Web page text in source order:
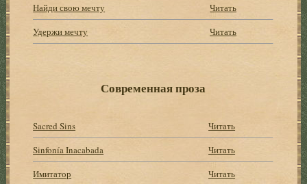
Найди свою мечту
Читать
Удержи мечту
Читать
Современная проза
Sacred Sins
Читать
Sinfonía Inacabada
Читать
Имитатор
Читать